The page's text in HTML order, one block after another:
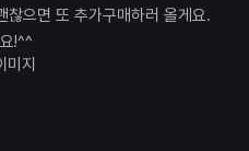
찮으면 또 추가구매하러 올게요.
!^^